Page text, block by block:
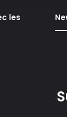
les